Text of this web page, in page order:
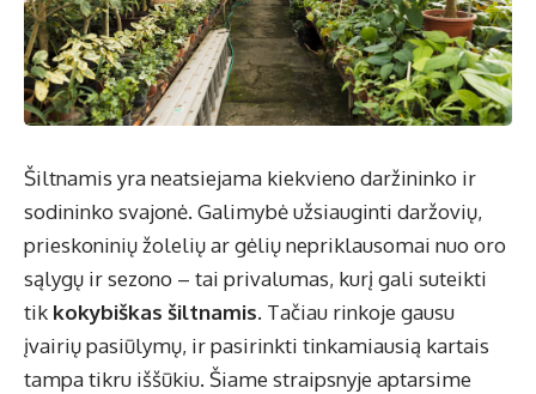
Šiltnamis yra neatsiejama kiekvieno daržininko ir
sodininko svajonė. Galimybė užsiauginti daržovių,
prieskoninių žolelių ar gėlių nepriklausomai nuo oro
sąlygų ir sezono – tai privalumas, kurį gali suteikti
tik kokybiškas šiltnamis. Tačiau rinkoje gausu
įvairių pasiūlymų, ir pasirinkti tinkamiausią kartais
tampa tikru iššūkiu. Šiame straipsnyje aptarsime